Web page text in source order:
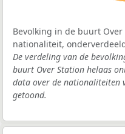
Bevolking in de buurt
nationaliteit,
De verdeling van de
buurt Over Station helaas
data over de nationaliteiten
getoond.